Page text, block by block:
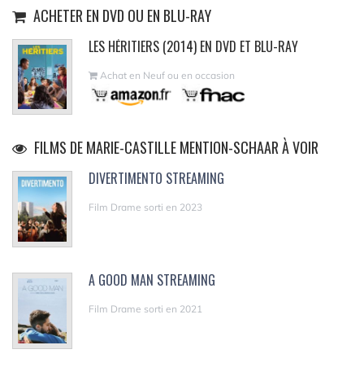
ACHETER EN DVD OU EN BLU-RAY
LES HÉRITIERS (2014) EN DVD ET BLU-RAY
Achat en Neuf ou en occasion
FILMS DE MARIE-CASTILLE MENTION-SCHAAR À VOIR
DIVERTIMENTO STREAMING
Film Drame sorti en 2023
A GOOD MAN STREAMING
Film Drame sorti en 2021